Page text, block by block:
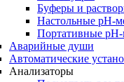
Буферы и
Настольные рН-
Портативные
Аварийные души
Автоматические
Анализаторы